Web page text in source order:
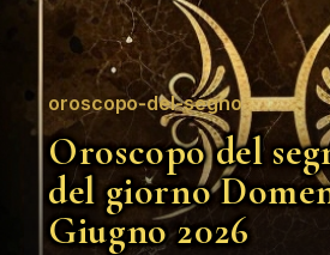
oroscopo-del-segno
Oroscopo del
del giorno
Giugno 2026